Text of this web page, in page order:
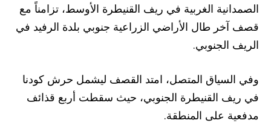
الصمدانية الغربية في ريف القنيطرة الأوسط، تزامناً مع
قصف آخر طال الأراضي الزراعية جنوبي بلدة الرفيد في
الريف الجنوبي.
وفي السياق المتصل، امتد القصف ليشمل حرش كودنا
في ريف القنيطرة الجنوبي، حيث سقطت أربع قذائف
مدفعية على المنطقة.